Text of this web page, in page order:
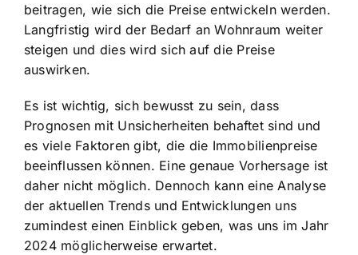
beitragen, wie sich die Preise entwickeln werden.
Langfristig wird der Bedarf an Wohnraum weiter
steigen und dies wird sich auf die Preise
auswirken.
Es ist wichtig, sich bewusst zu sein, dass
Prognosen mit Unsicherheiten behaftet sind und
es viele Faktoren gibt, die die Immobilienpreise
beeinflussen können. Eine genaue Vorhersage ist
daher nicht möglich. Dennoch kann eine Analyse
der aktuellen Trends und Entwicklungen uns
zumindest einen Einblick geben, was uns im Jahr
2024 möglicherweise erwartet.